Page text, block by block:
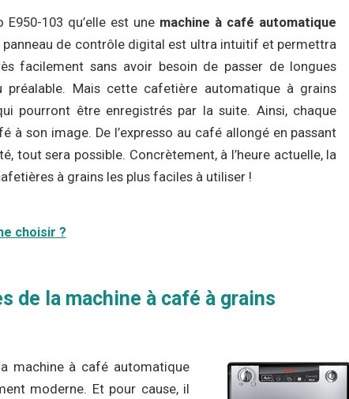
103 qu’elle est une machine à café automatique
panneau de contrôle digital est ultra intuitif et permettra
facilement sans avoir besoin de passer de longues
Mais cette cafetière automatique à grains
pourront être enregistrés par la suite. Ainsi, chaque
son image. De l’expresso au café allongé en passant
tout sera possible. Concrètement, à l’heure actuelle, la
à grains les plus faciles à utiliser !
choisir ?
de la machine à café à grains
machine à café automatique
moderne. Et pour cause, il